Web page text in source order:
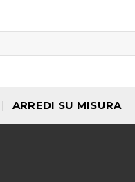
ARREDI SU MISURA